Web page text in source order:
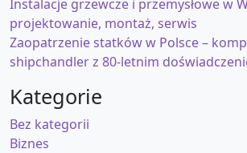
Instalacje grzewcze i przemysłowe w
projektowanie, montaż, serwis
Zaopatrzenie statków w Polsce –
shipchandler z 80-letnim
Kategorie
Bez kategorii
Biznes